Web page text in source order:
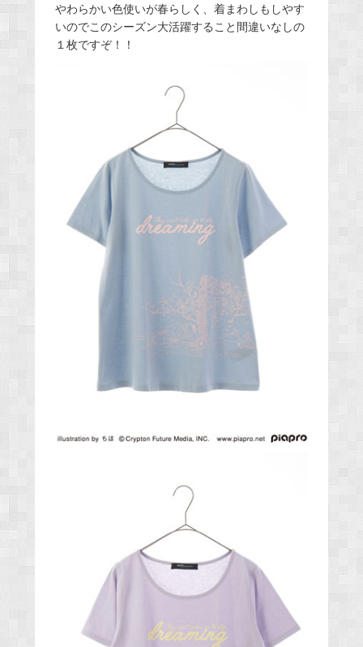
やわらかい色使いが春らしく、着まわしもしやす
いのでこのシーズン大活躍すること間違いなしの
１枚ですぞ！！